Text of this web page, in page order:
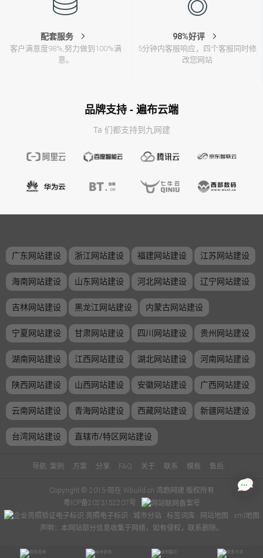
配套服务
客户满意度98%,努力做到100%满
意。
98%好评
5分钟内客服响应，四个客服同时修
改您网站
品牌支持 - 遍布云端
Ta 们都支持到九网建
广东网站建设 浙江网站建设 福建网站建设 江苏网站建设
海南网站建设 山东网站建设 河北网站建设 辽宁网站建设
吉林网站建设 黑龙江网站建设 内蒙古网站建设
宁夏网站建设 甘肃网站建设 四川网站建设 贵州网站建设
湖南网站建设 江西网站建设 湖北网站建设 河南网站建设
陕西网站建设 山西网站建设 安徽网站建设 广西网站建设
云南网站建设 青海网站建设 西藏网站建设 新疆网站建设
台湾网站建设 直辖市/特区网站建设
导航: 案例 方案 分享 FAQ 关于 联系 模板 售后
Copyright © 2015-现在 Wbuild.cn 湾趋网建 版权所有
粤ICP备2023152207号
亮照电子标识
城市分站 标签词库 网站地图
xml地图
声明：本网站部分信息收集于网络，如有侵权，联系删除。